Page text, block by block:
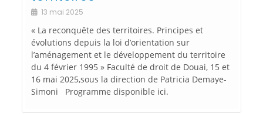
13 mai 2025
« La reconquête des territoires. Principes et
évolutions depuis la loi d’orientation sur
l’aménagement et le développement du territoire
du 4 février 1995 » Faculté de droit de Douai, 15 et
16 mai 2025,sous la direction de Patricia Demaye-
Simoni Programme disponible ici.